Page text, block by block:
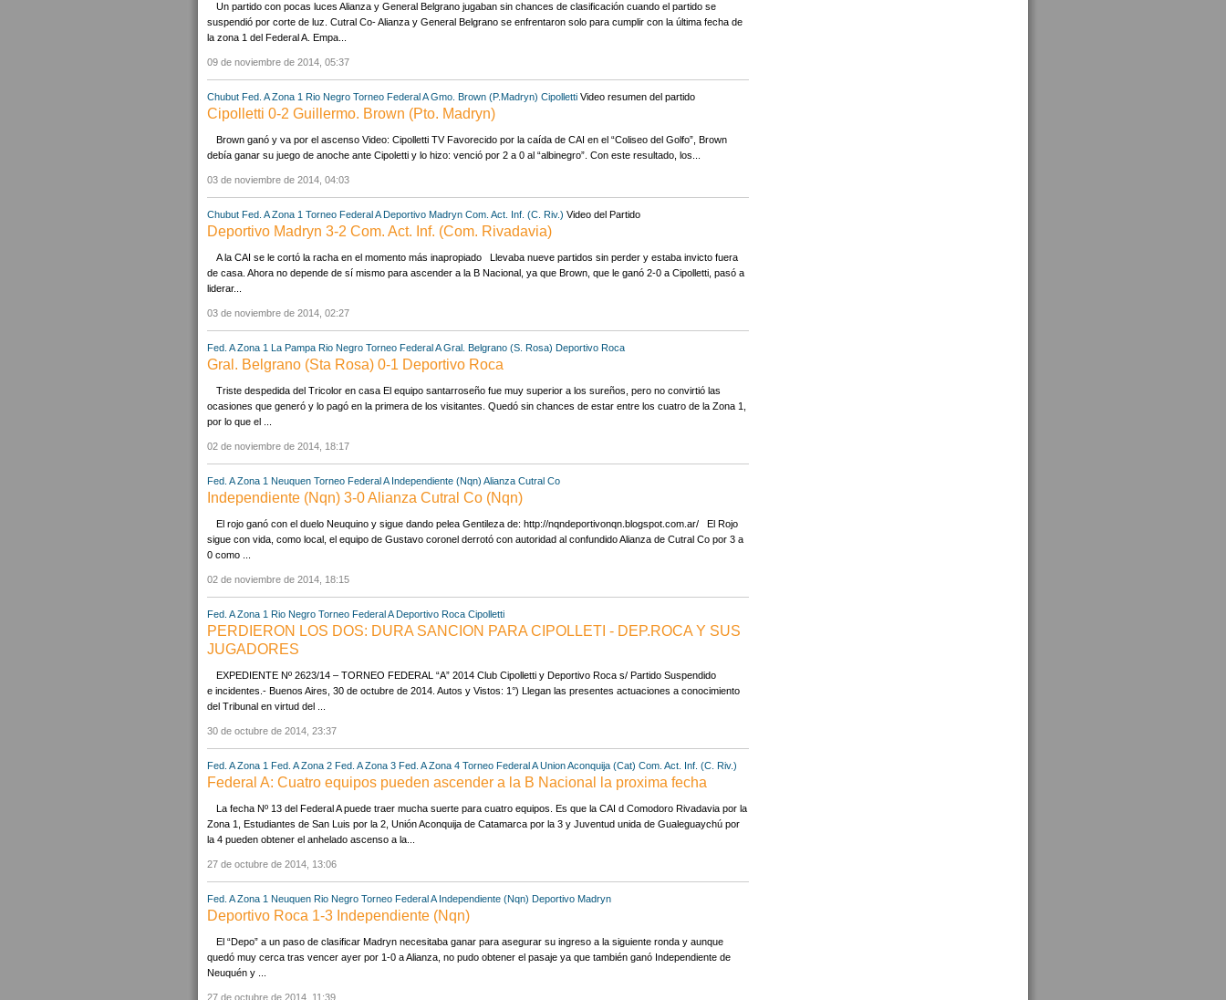
Un partido con pocas luces Alianza y General Belgrano jugaban sin chances de clasificación cuando el partido se
suspendió por corte de luz. Cutral Co- Alianza y General Belgrano se enfrentaron solo para cumplir con la última fecha de
la zona 1 del Federal A. Empa...
09 de noviembre de 2014, 05:37
Chubut Fed. A Zona 1 Rio Negro Torneo Federal A Gmo. Brown (P.Madryn) Cipolletti Video resumen del partido
Cipolletti 0-2 Guillermo. Brown (Pto. Madryn)
Brown ganó y va por el ascenso Video: Cipolletti TV Favorecido por la caída de CAI en el “Coliseo del Golfo”, Brown
debía ganar su juego de anoche ante Cipoletti y lo hizo: venció por 2 a 0 al “albinegro”. Con este resultado, los...
03 de noviembre de 2014, 04:03
Chubut Fed. A Zona 1 Torneo Federal A Deportivo Madryn Com. Act. Inf. (C. Riv.) Video del Partido
Deportivo Madryn 3-2 Com. Act. Inf. (Com. Rivadavia)
A la CAI se le cortó la racha en el momento más inapropiado Llevaba nueve partidos sin perder y estaba invicto fuera
de casa. Ahora no depende de sí mismo para ascender a la B Nacional, ya que Brown, que le ganó 2-0 a Cipolletti, pasó a
liderar...
03 de noviembre de 2014, 02:27
Fed. A Zona 1 La Pampa Rio Negro Torneo Federal A Gral. Belgrano (S. Rosa) Deportivo Roca
Gral. Belgrano (Sta Rosa) 0-1 Deportivo Roca
Triste despedida del Tricolor en casa El equipo santarroseño fue muy superior a los sureños, pero no convirtió las
ocasiones que generó y lo pagó en la primera de los visitantes. Quedó sin chances de estar entre los cuatro de la Zona 1,
por lo que el ...
02 de noviembre de 2014, 18:17
Fed. A Zona 1 Neuquen Torneo Federal A Independiente (Nqn) Alianza Cutral Co
Independiente (Nqn) 3-0 Alianza Cutral Co (Nqn)
El rojo ganó con el duelo Neuquino y sigue dando pelea Gentileza de: http://nqndeportivonqn.blogspot.com.ar/ El Rojo
sigue con vida, como local, el equipo de Gustavo coronel derrotó con autoridad al confundido Alianza de Cutral Co por 3 a
0 como ...
02 de noviembre de 2014, 18:15
Fed. A Zona 1 Rio Negro Torneo Federal A Deportivo Roca Cipolletti
PERDIERON LOS DOS: DURA SANCION PARA CIPOLLETI - DEP.ROCA Y SUS
JUGADORES
EXPEDIENTE Nº 2623/14 – TORNEO FEDERAL “A” 2014 Club Cipolletti y Deportivo Roca s/ Partido Suspendido
e incidentes.- Buenos Aires, 30 de octubre de 2014. Autos y Vistos: 1°) Llegan las presentes actuaciones a conocimiento
del Tribunal en virtud del ...
30 de octubre de 2014, 23:37
Fed. A Zona 1 Fed. A Zona 2 Fed. A Zona 3 Fed. A Zona 4 Torneo Federal A Union Aconquija (Cat) Com. Act. Inf. (C. Riv.)
Federal A: Cuatro equipos pueden ascender a la B Nacional la proxima fecha
La fecha Nº 13 del Federal A puede traer mucha suerte para cuatro equipos. Es que la CAI d Comodoro Rivadavia por la
Zona 1, Estudiantes de San Luis por la 2, Unión Aconquija de Catamarca por la 3 y Juventud unida de Gualeguaychú por
la 4 pueden obtener el anhelado ascenso a la...
27 de octubre de 2014, 13:06
Fed. A Zona 1 Neuquen Rio Negro Torneo Federal A Independiente (Nqn) Deportivo Madryn
Deportivo Roca 1-3 Independiente (Nqn)
El “Depo” a un paso de clasificar Madryn necesitaba ganar para asegurar su ingreso a la siguiente ronda y aunque
quedó muy cerca tras vencer ayer por 1-0 a Alianza, no pudo obtener el pasaje ya que también ganó Independiente de
Neuquén y ...
27 de octubre de 2014, 11:39